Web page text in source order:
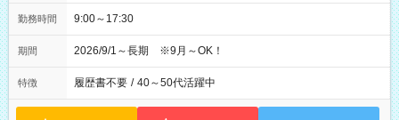
勤務時間 9:00～17:30
期間 2026/9/1～長期 ※9月～OK！
特徴 履歴書不要 / 40～50代活躍中